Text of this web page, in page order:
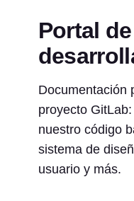
Portal de
Documentación
proyecto
nuestro código
sistema de
usuario y más.